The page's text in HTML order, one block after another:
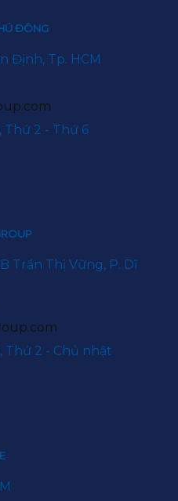
ĐÔNG
Định, Tp. HCM
Thứ 2 - Thứ 6
Trần Thị Vững, P. Dĩ
Thứ 2 - Chủ nhật